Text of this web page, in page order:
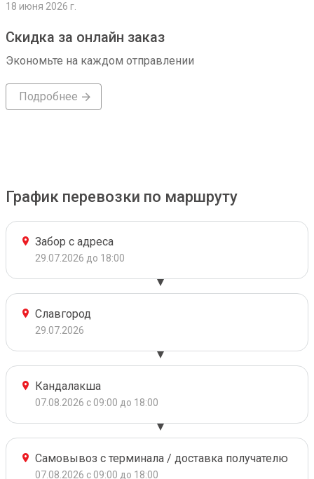
18 июня 2026 г.
Скидка за онлайн заказ
Экономьте на каждом отправлении
Подробнее
График перевозки по маршруту
Забор с адреса
29.07.2026 до 18:00
Славгород
29.07.2026
Кандалакша
07.08.2026 с 09:00 до 18:00
Самовывоз с терминала / доставка получателю
07.08.2026 с 09:00 до 18:00